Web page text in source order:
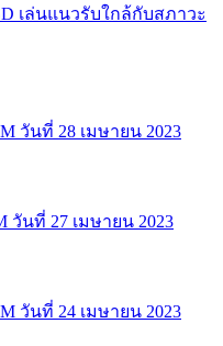
เล่นแนวรับใกล้กับสภาวะ
วันที่ 28 เมษายน 2023
วันที่ 27 เมษายน 2023
วันที่ 24 เมษายน 2023